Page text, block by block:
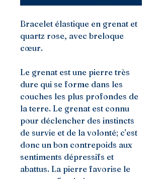
Bracelet élastique en grenat et
quartz rose, avec breloque
cœur.
Le grenat est une pierre très
dure qui se forme dans les
couches les plus profondes de
la terre. Le grenat est connu
pour déclencher des instincts
de survie et de la volonté; c'est
donc un bon contrepoids aux
sentiments dépressifs et
abattus. La pierre favorise le